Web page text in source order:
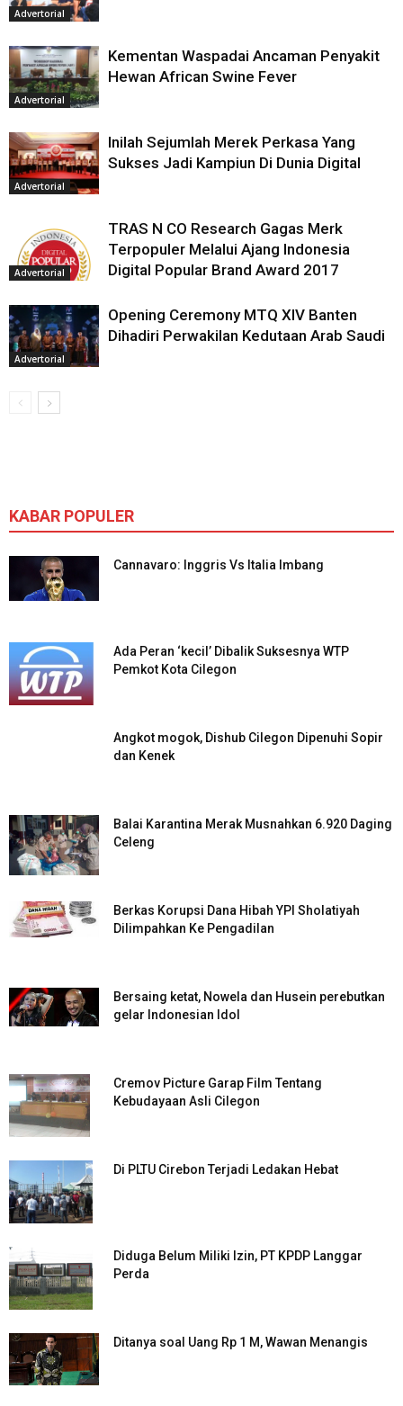
Advertorial
Advertorial
Kementan Waspadai Ancaman Penyakit
Hewan African Swine Fever
Advertorial
Inilah Sejumlah Merek Perkasa Yang
Sukses Jadi Kampiun Di Dunia Digital
Advertorial
TRAS N CO Research Gagas Merk
Terpopuler Melalui Ajang Indonesia
Digital Popular Brand Award 2017
Advertorial
Opening Ceremony MTQ XIV Banten
Dihadiri Perwakilan Kedutaan Arab Saudi
KABAR POPULER
Cannavaro: Inggris Vs Italia Imbang
Ada Peran ‘kecil’ Dibalik Suksesnya WTP
Pemkot Kota Cilegon
Angkot mogok, Dishub Cilegon Dipenuhi Sopir
dan Kenek
Balai Karantina Merak Musnahkan 6.920 Daging
Celeng
Berkas Korupsi Dana Hibah YPI Sholatiyah
Dilimpahkan Ke Pengadilan
Bersaing ketat, Nowela dan Husein perebutkan
gelar Indonesian Idol
Cremov Picture Garap Film Tentang
Kebudayaan Asli Cilegon
Di PLTU Cirebon Terjadi Ledakan Hebat
Diduga Belum Miliki Izin, PT KPDP Langgar
Perda
Ditanya soal Uang Rp 1 M, Wawan Menangis